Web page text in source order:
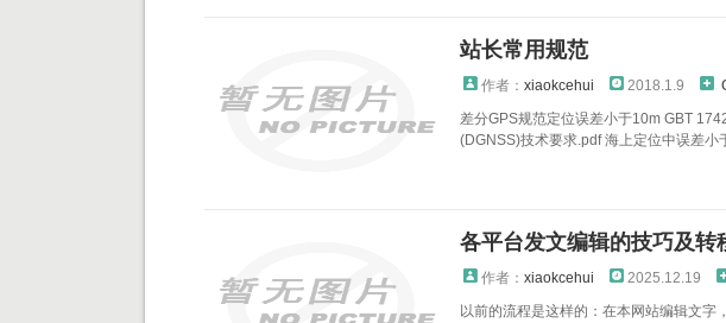
站长常用规范
作者： xiaokcehui 2018.1.9
差分GPS规范定位误差小于10m GBT
(DGNSS)技术要求.pdf 海上定位中误差小
各平台发文编辑的技巧及转
作者： xiaokcehui 2025.12.19
以前的流程是这样的：在本网站编辑文